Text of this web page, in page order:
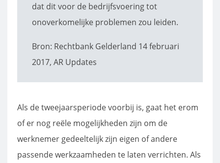
dat dit voor de bedrijfsvoering tot
onoverkomelijke problemen zou leiden.
Bron: Rechtbank Gelderland 14 februari
2017, AR Updates
Als de tweejaarsperiode voorbij is, gaat het erom
of er nog reële mogelijkheden zijn om de
werknemer gedeeltelijk zijn eigen of andere
passende werkzaamheden te laten verrichten. Als